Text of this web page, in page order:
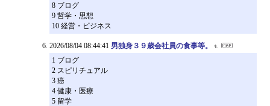
8 ブログ
9 哲学・思想
10 経営・ビジネス
2026/08/04 08:44:41 男独身３９歳会社員の食事等。
1 ブログ
2 スピリチュアル
3 癌
4 健康・医療
5 留学